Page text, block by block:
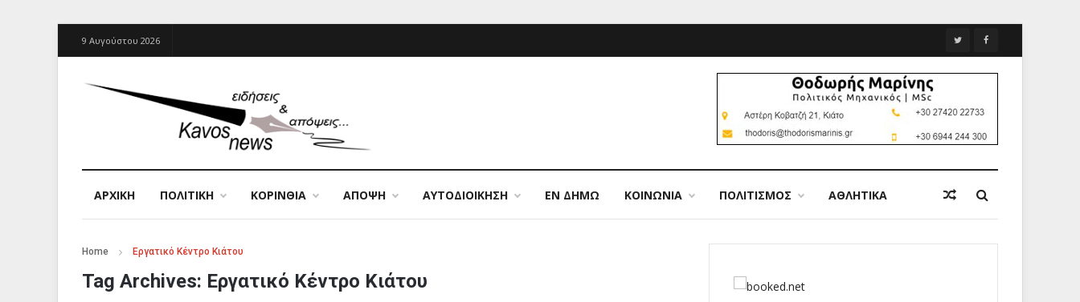
9 Αυγούστου 2026
ΑΡΧΙΚΉ ΠΟΛΙΤΙΚΗ ΚΟΡΙΝΘΙΑ ΑΠΟΨΗ ΑΥΤΟΔΙΟΙΚΗΣΗ ΕΝ ΔΗΜΩ ΚΟΙΝΩΝΙΑ ΠΟΛΙΤΙΣΜΟΣ ΑΘΛΗΤΙΚΑ
Home Εργατικό Κέντρο Κιάτου
Tag Archives: Εργατικό Κέντρο Κιάτου